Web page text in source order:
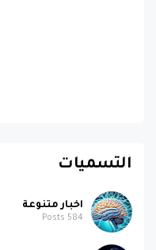
التسميات
اخبار متنوعة
584